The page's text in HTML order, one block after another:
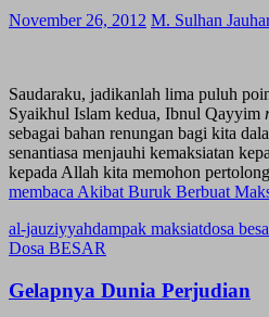
November 26, 2012 M. Sulhan
Saudaraku, jadikanlah lima puluh
Syaikhul Islam kedua, Ibnul Qayyim
sebagai bahan renungan bagi kita
senantiasa menjauhi kemaksiatan
kepada Allah kita memohon
membaca Akibat Buruk Berbuat
al-jauziyyahdampak maksiatdosa
Dosa BESAR
Gelapnya Dunia Perjudian